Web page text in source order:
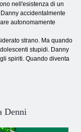
nell'esistenza di un
accidentalmente
autonomamente
strano. Ma quando
stupidi. Danny
spiriti. Quando diventa
Denni